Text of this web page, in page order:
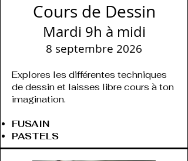
​Cours de Dessin
Mardi 9h à midi
8 septembre 2026
Explores les différentes techniques
de dessin et laisses libre cours à ton
imagination.
FUSAIN
PASTELS